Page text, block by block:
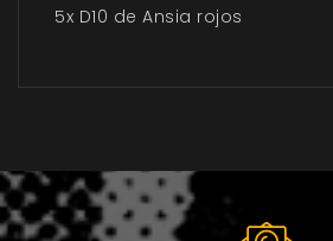
5x D10 de Ansia rojos